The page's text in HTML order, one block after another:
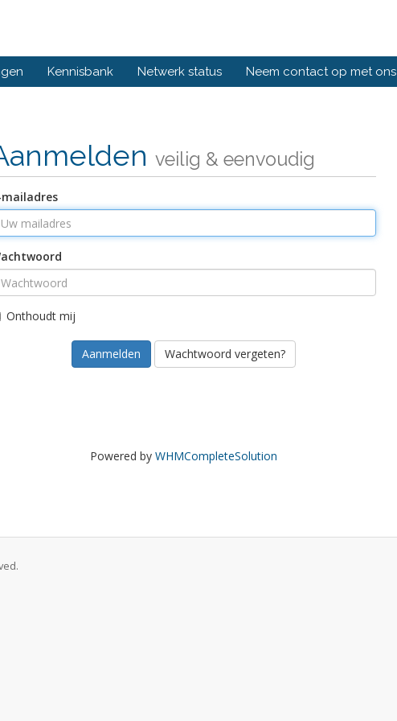
Kennisbank Netwerk status Neem contact op met ons
veilig & eenvoudig
mailadres
Onthoudt mij
Wachtwoord vergeten?
Powered by WHMCompleteSolution